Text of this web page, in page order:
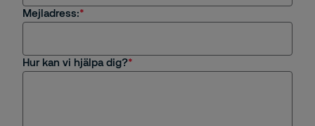
Övrigt
Mejladress:
Hur kan vi hjälpa dig?